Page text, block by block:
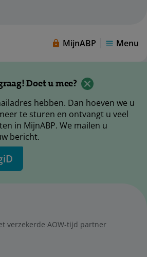
MijnABP Menu
Doet u mee?
hebben. Dan hoeven we u
te sturen en ontvangt u veel
in MijnABP. We mailen u
bericht.
verzekerde AOW-tijd partner